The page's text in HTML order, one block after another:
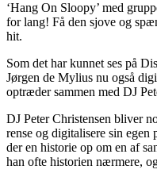
‘Hang On Sloopy’ med
for lang! Få den sjove og
hit.
Som det har kunnet ses på
Jørgen de Mylius nu også
optræder sammen med DJ
DJ Peter Christensen bliver
rense og digitalisere sin
der en historie op om en af
han ofte historien nærmere,